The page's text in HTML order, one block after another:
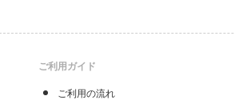
ご利用ガイド
ご利用の流れ